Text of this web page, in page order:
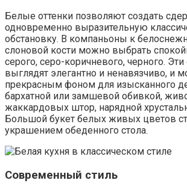
Белые оттенки позволяют создать
одновременно выразительную
обстановку. В компаньоны к
слоновой кости можно выбрать
серого, серо-коричневого, черного. Эти
выглядят элегантно и ненавязчиво, и
прекрасным фоном для изысканного
бархатной или замшевой обивкой,
жаккардовых штор, нарядной
Большой букет белых живых цветов
украшением обеденного стола.
Современный стиль